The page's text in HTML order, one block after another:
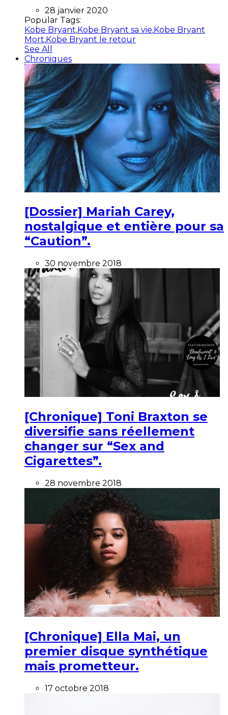
28 janvier 2020
Popular Tags:
Kobe Bryant,Kobe Bryant sa vie,Kobe Bryant
Mort,Kobe Bryant le retour
See All
Chroniques
[Dossier] Mariah Carey,
nostalgique et entière pour sa
“Caution”.
30 novembre 2018
[Chronique] Toni Braxton se
diversifie sans réellement
changer sur “Sex and
Cigarettes”.
28 novembre 2018
[Chronique] Ella Mai, un
premier disque synthétique
mais prometteur.
17 octobre 2018